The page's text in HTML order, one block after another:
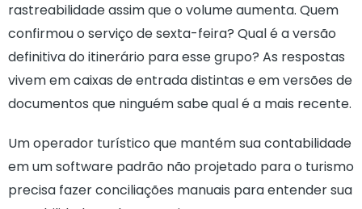
rastreabilidade assim que o volume aumenta. Quem
confirmou o serviço de sexta-feira? Qual é a versão
definitiva do itinerário para esse grupo? As respostas
vivem em caixas de entrada distintas e em versões de
documentos que ninguém sabe qual é a mais recente.
Um operador turístico que mantém sua contabilidade
em um software padrão não projetado para o turismo
precisa fazer conciliações manuais para entender sua